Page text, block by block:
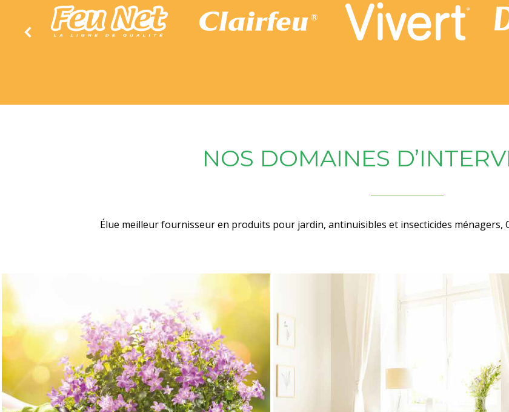
NOS DOMAINES
Élue meilleur fournisseur en produits pour jardin, antinuisibles et insecticides ménagers,